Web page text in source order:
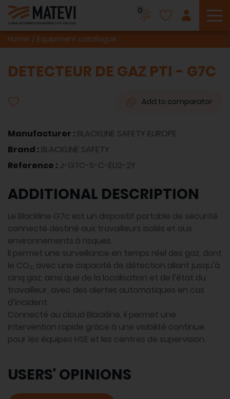
0
Home Equipment catalogue
DETECTEUR DE GAZ PTI - G7C
Add to comparator
Manufacturer : BLACKLINE SAFETY EUROPE
Brand : BLACKLINE SAFETY
Reference : J-G7C-S-C-EU2-2Y
ADDITIONAL DESCRIPTION
Le Blackline G7c est un dispositif portable de sécurité
connecté destiné aux travailleurs isolés et aux
environnements à risques.
Il permet une surveillance en temps réel des gaz, dont
le CO₂, avec une capacité de détection allant jusqu’à
cinq gaz, ainsi que de la localisation et de l’état du
travailleur, avec des alertes automatiques en cas
d’incident.
Connecté au cloud Blackline, il permet une
intervention rapide grâce à une visibilité continue
pour les équipes HSE et les centres de supervision.
USERS' OPINIONS